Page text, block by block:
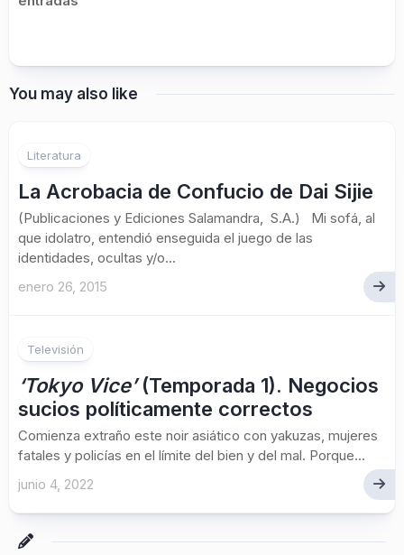
You may also like
Literatura
La Acrobacia de Confucio de Dai Sijie
(Publicaciones y Ediciones Salamandra, S.A.) Mi sofá, al
que idolatro, entendió enseguida el juego de las
identidades, ocultas y/o...
enero 26, 2015
Televisión
‘Tokyo Vice’(Temporada 1). Negocios
sucios políticamente correctos
Comienza extraño este noir asiático con yakuzas, mujeres
fatales y policías en el límite del bien y del mal. Porque...
junio 4, 2022